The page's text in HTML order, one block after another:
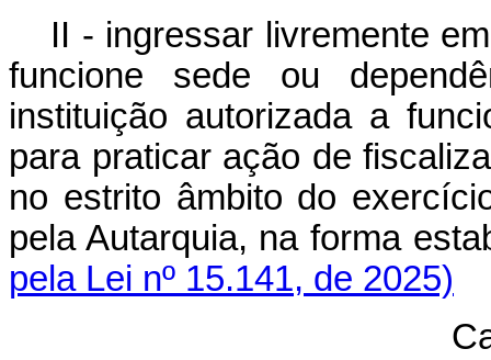
II - ingressar livremente
funcione sede ou
instituição autorizada a
para praticar ação de
no estrito âmbito do
pela Autarquia, na forma
pela Lei nº 15.141, de 2025)